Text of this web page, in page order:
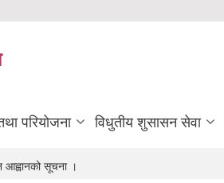
परियोजना विधुतीय शुसासन सेवा
आह्वानको सूचना ।